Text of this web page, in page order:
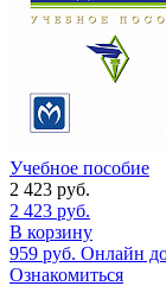
Учебное пособие
2 423 руб.
2 423 руб.
В корзину
959 руб. Онлайн
Ознакомиться